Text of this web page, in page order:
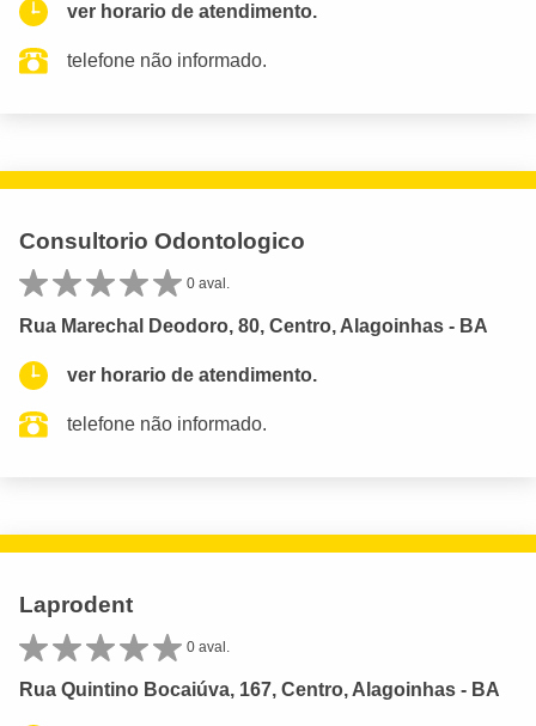
ver horario de atendimento.
telefone não informado.
Consultorio Odontologico
0 aval.
Rua Marechal Deodoro, 80, Centro, Alagoinhas - BA
ver horario de atendimento.
telefone não informado.
Laprodent
0 aval.
Rua Quintino Bocaiúva, 167, Centro, Alagoinhas - BA